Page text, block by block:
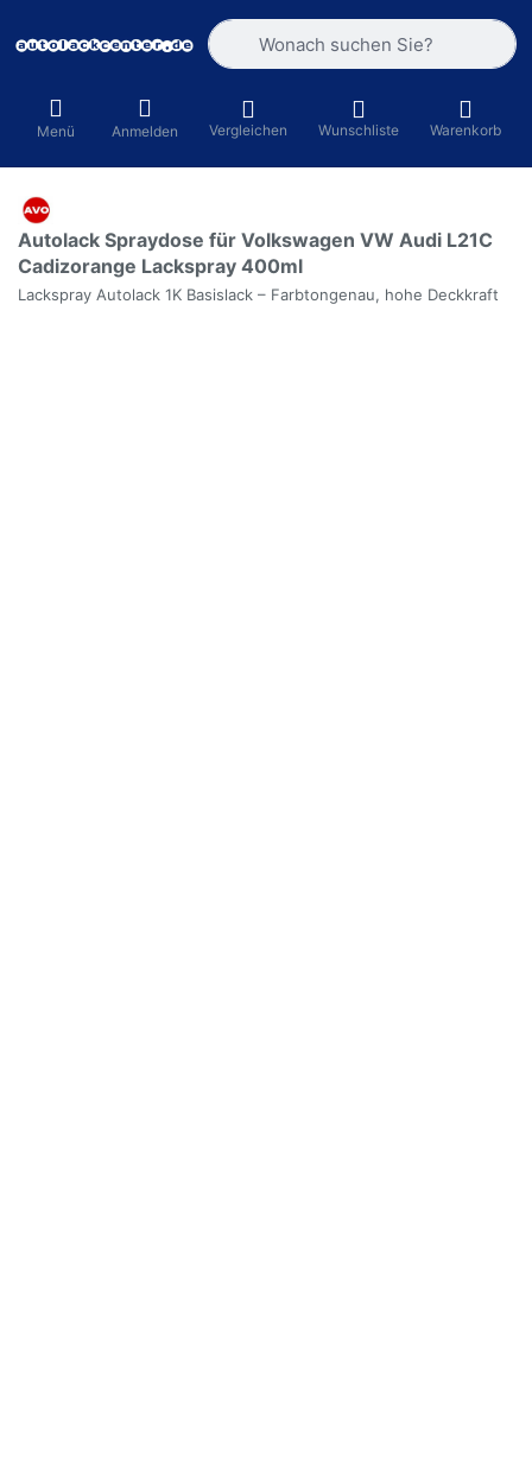
Geben Sie einen Suchbegriff ein.
Menü Anmelden Vergleichen Wunschliste Warenkorb
Autolack Spraydose für Volkswagen VW Audi L21C
Cadizorange Lackspray 400ml
Lackspray Autolack 1K Basislack – Farbtongenau, hohe Deckkraft